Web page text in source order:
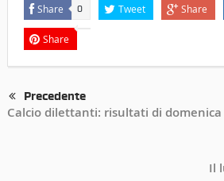
Share 0 Tweet Share
Share
Precedente
Calcio dilettanti: risultati di domenica
Il